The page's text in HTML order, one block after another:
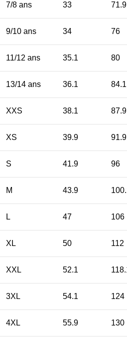
7/8 ans 33 71.9
9/10 ans 34 76
11/12 ans 35.1 80
13/14 ans 36.1 84.1
XXS 38.1 87.9
XS 39.9 91.9
S 41.9 96
M 43.9
L 47 106
XL 50 112
XXL 52.1
3XL 54.1 124
4XL 55.9 130